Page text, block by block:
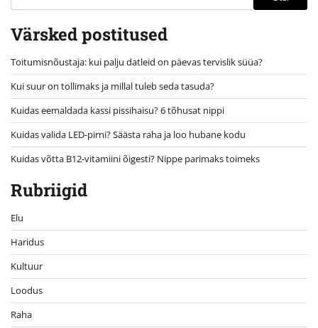
Värsked postitused
Toitumisnõustaja: kui palju datleid on päevas tervislik süüa?
Kui suur on tollimaks ja millal tuleb seda tasuda?
Kuidas eemaldada kassi pissihaisu? 6 tõhusat nippi
Kuidas valida LED-pirni? Säästa raha ja loo hubane kodu
Kuidas võtta B12-vitamiini õigesti? Nippe parimaks toimeks
Rubriigid
Elu
Haridus
Kultuur
Loodus
Raha